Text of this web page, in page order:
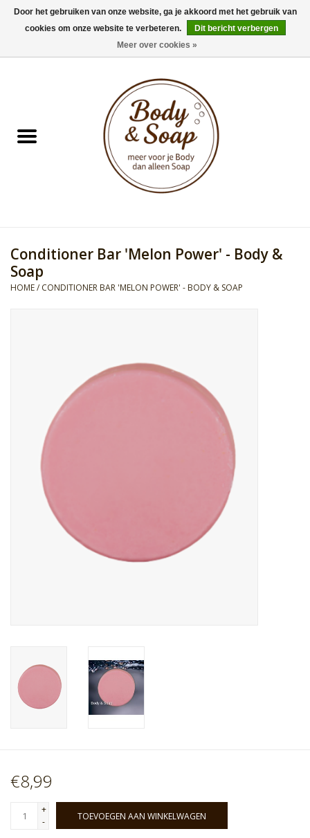
0 Artikelen - €0,00
Doucheproducten
Kids Collection
Verpakking
Reviews
Women's Collection
Conditioner Bar 'Melon Power' - Body &
Soap
HOME/ CONDITIONER BAR 'MELON POWER' - BODY & SOAP
€8,99
+
-
TOEVOEGEN AAN WINKELWAGEN
Door het gebruiken van onze website, ga je akkoord met het gebruik van
cookies om onze website te verbeteren.
Dit bericht verbergen
Meer over cookies »